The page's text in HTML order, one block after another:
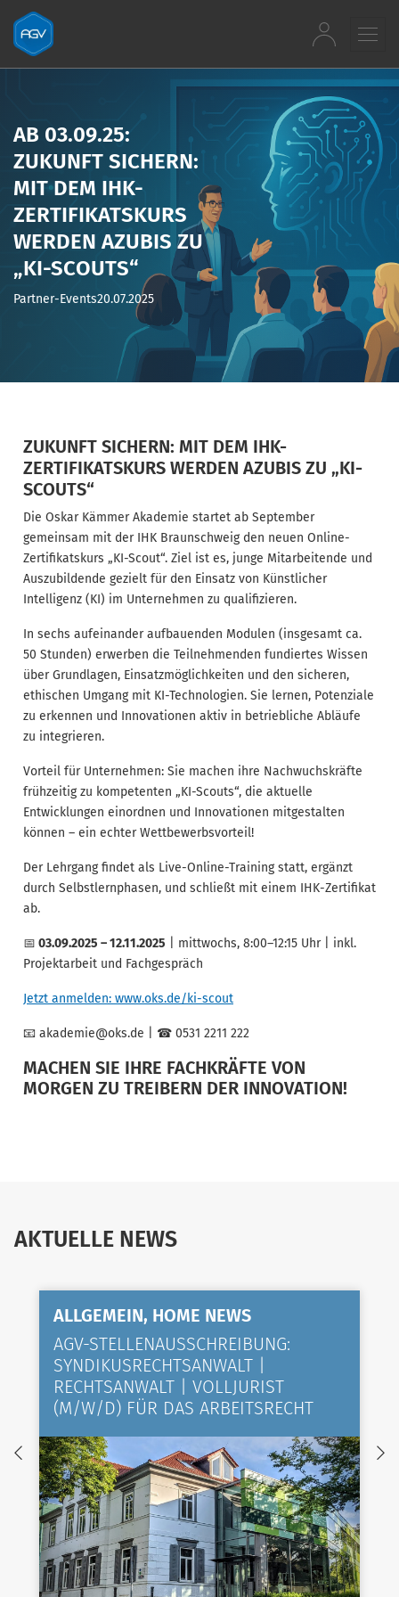
Zum Inhalt springen
AB 03.09.25:
ZUKUNFT SICHERN:
MIT DEM IHK-
ZERTIFIKATSKURS
WERDEN AZUBIS ZU
„KI-SCOUTS“
Partner-Events20.07.2025
ZUKUNFT SICHERN: MIT DEM IHK-
ZERTIFIKATSKURS WERDEN AZUBIS ZU „KI-
SCOUTS“
Die Oskar Kämmer Akademie startet ab September
gemeinsam mit der IHK Braunschweig den neuen Online-
Zertifikatskurs „KI-Scout“. Ziel ist es, junge Mitarbeitende und
Auszubildende gezielt für den Einsatz von Künstlicher
Intelligenz (KI) im Unternehmen zu qualifizieren.
In sechs aufeinander aufbauenden Modulen (insgesamt ca.
50 Stunden) erwerben die Teilnehmenden fundiertes Wissen
über Grundlagen, Einsatzmöglichkeiten und den sicheren,
ethischen Umgang mit KI-Technologien. Sie lernen, Potenziale
zu erkennen und Innovationen aktiv in betriebliche Abläufe
zu integrieren.
Vorteil für Unternehmen: Sie machen ihre Nachwuchskräfte
frühzeitig zu kompetenten „KI-Scouts“, die aktuelle
Entwicklungen einordnen und Innovationen mitgestalten
können – ein echter Wettbewerbsvorteil!
Der Lehrgang findet als Live-Online-Training statt, ergänzt
durch Selbstlernphasen, und schließt mit einem IHK-Zertifikat
ab.
📅 03.09.2025 – 12.11.2025 | mittwochs, 8:00–12:15 Uhr | inkl.
Projektarbeit und Fachgespräch
Jetzt anmelden: www.oks.de/ki-scout
📧 akademie@oks.de | ☎ 0531 2211 222
MACHEN SIE IHRE FACHKRÄFTE VON
MORGEN ZU TREIBERN DER INNOVATION!
AKTUELLE NEWS
ALLGEMEIN, HOME NEWS
AGV-STELLENAUSSCHREIBUNG:
SYNDIKUSRECHTSANWALT |
RECHTSANWALT | VOLLJURIST
(M/W/D) FÜR DAS ARBEITSRECHT